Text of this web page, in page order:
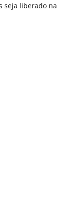
seja liberado na